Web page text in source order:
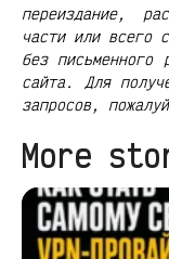
переиздание,
части или всего
без письменного
сайта. Для
запросов,
More